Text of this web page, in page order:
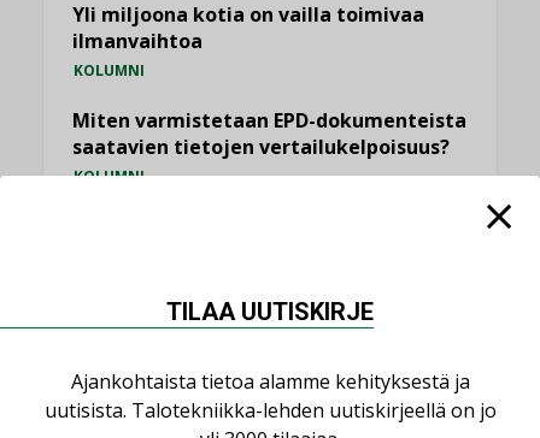
Yli miljoona kotia on vailla toimivaa
ilmanvaihtoa
KOLUMNI
Miten varmistetaan EPD-dokumenteista
saatavien tietojen vertailukelpoisuus?
KOLUMNI
TILAA UUTISKIRJE
Ajankohtaista tietoa alamme kehityksestä ja
uutisista. Talotekniikka-lehden uutiskirjeellä on jo